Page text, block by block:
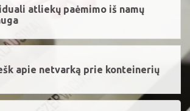
atliekų paėmimo iš namų
apie netvarką prie konteinerių